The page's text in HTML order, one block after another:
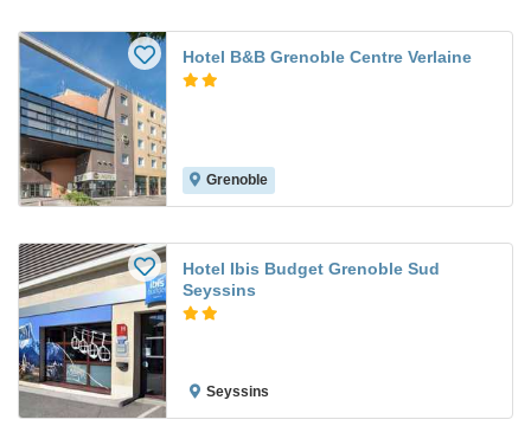
Hotel B&B Grenoble Centre Verlaine
Grenoble
Hotel Ibis Budget Grenoble Sud
Seyssins
Seyssins